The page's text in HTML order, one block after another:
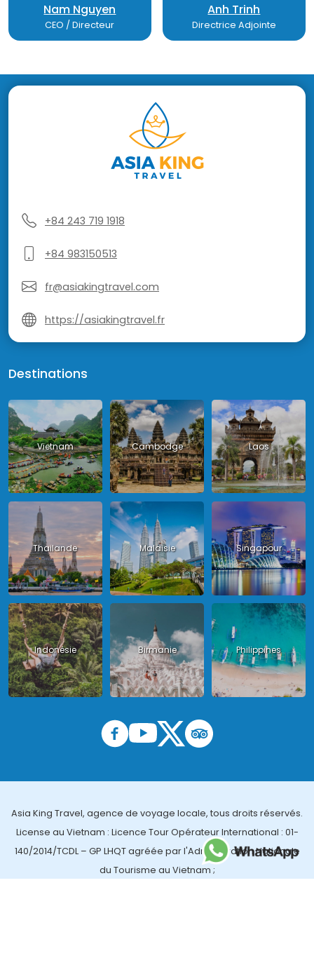
Nam Nguyen
CEO / Directeur
Anh Trinh
Directrice Adjointe
+84 243 719 1918
+84 983150513
fr@asiakingtravel.com
https://asiakingtravel.fr
Destinations
Vietnam Cambodge Laos
Thailande Malaisie Singapour
Indonésie Birmanie Philippines
Asia King Travel, agence de voyage locale, tous droits réservés.
License au Vietnam : Licence Tour Opérateur International : 01-
140/2014/TCDL – GP LHQT agréée par l'Administration Nationale
du Tourisme au Vietnam ;